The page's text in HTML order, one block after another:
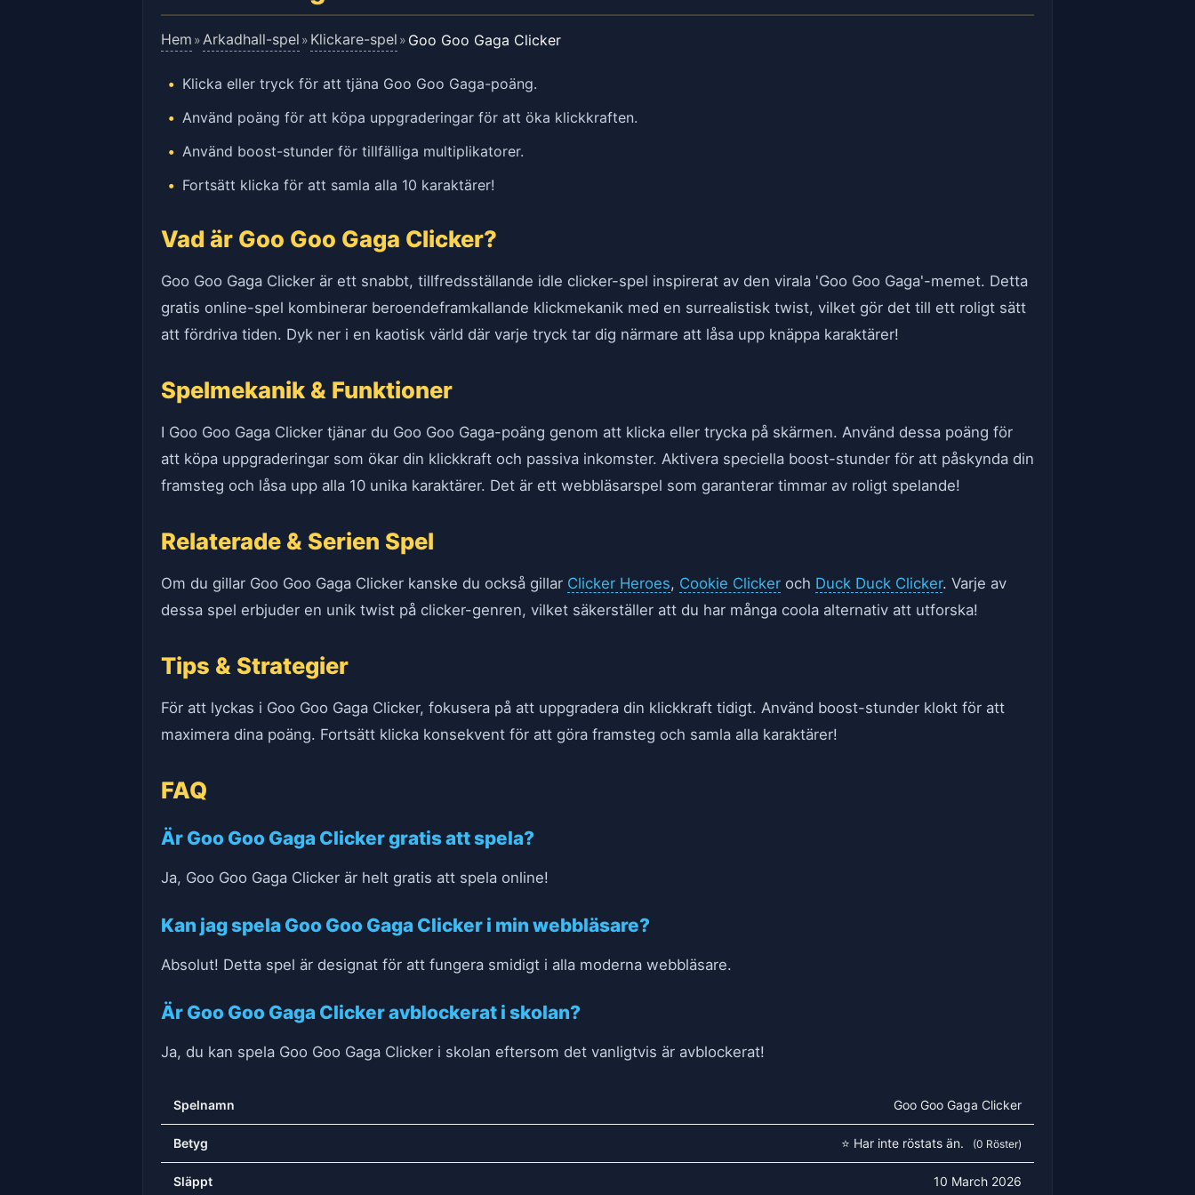
Hem »Arkadhall-spel » Klickare-spel » Goo Goo Gaga Clicker
Klicka eller tryck för att tjäna Goo Goo Gaga-poäng.
Använd poäng för att köpa uppgraderingar för att öka klickkraften.
Använd boost-stunder för tillfälliga multiplikatorer.
Fortsätt klicka för att samla alla 10 karaktärer!
Vad är Goo Goo Gaga Clicker?
Goo Goo Gaga Clicker är ett snabbt, tillfredsställande idle clicker-spel inspirerat av den virala 'Goo Goo Gaga'-memet. Detta
gratis online-spel kombinerar beroendeframkallande klickmekanik med en surrealistisk twist, vilket gör det till ett roligt sätt
att fördriva tiden. Dyk ner i en kaotisk värld där varje tryck tar dig närmare att låsa upp knäppa karaktärer!
Spelmekanik & Funktioner
I Goo Goo Gaga Clicker tjänar du Goo Goo Gaga-poäng genom att klicka eller trycka på skärmen. Använd dessa poäng för
att köpa uppgraderingar som ökar din klickkraft och passiva inkomster. Aktivera speciella boost-stunder för att påskynda din
framsteg och låsa upp alla 10 unika karaktärer. Det är ett webbläsarspel som garanterar timmar av roligt spelande!
Relaterade & Serien Spel
Om du gillar Goo Goo Gaga Clicker kanske du också gillar Clicker Heroes, Cookie Clicker och Duck Duck Clicker. Varje av
dessa spel erbjuder en unik twist på clicker-genren, vilket säkerställer att du har många coola alternativ att utforska!
Tips & Strategier
För att lyckas i Goo Goo Gaga Clicker, fokusera på att uppgradera din klickkraft tidigt. Använd boost-stunder klokt för att
maximera dina poäng. Fortsätt klicka konsekvent för att göra framsteg och samla alla karaktärer!
FAQ
Är Goo Goo Gaga Clicker gratis att spela?
Ja, Goo Goo Gaga Clicker är helt gratis att spela online!
Kan jag spela Goo Goo Gaga Clicker i min webbläsare?
Absolut! Detta spel är designat för att fungera smidigt i alla moderna webbläsare.
Är Goo Goo Gaga Clicker avblockerat i skolan?
Ja, du kan spela Goo Goo Gaga Clicker i skolan eftersom det vanligtvis är avblockerat!
Spelnamn Goo Goo Gaga Clicker
Betyg ⭐ Har inte röstats än. (0 Röster)
Släppt 10 March 2026